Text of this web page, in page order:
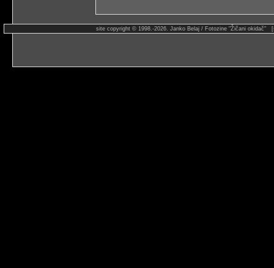
site copyright © 1998.-2026. Janko Belaj / Fotozine "Žičani okidač"